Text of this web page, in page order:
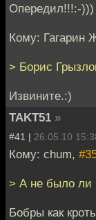
Опередил!!!:-)))
Кому: Гагарин
> Борис
Извините.:)
TAKT51 »
#41 | 26.05.10
Кому: chum,
> А не было ли
Бобры как